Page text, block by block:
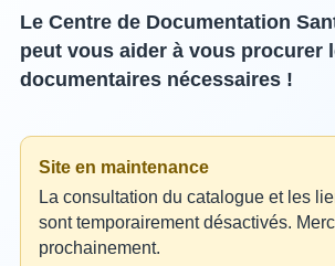
Le Centre de Documentation
peut vous aider à vous procurer
documentaires nécessaires !
Site en maintenance
La consultation du catalogue et les
sont temporairement désactivés.
prochainement.